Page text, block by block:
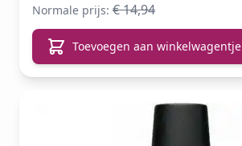
Normale prijs: € 14,94
Toevoegen aan winkelwagentje